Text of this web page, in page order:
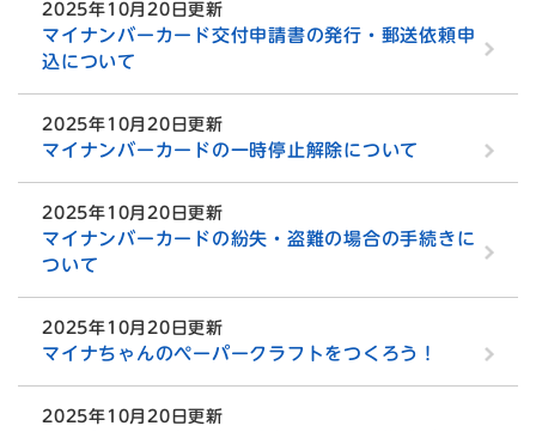
2025年10月20日更新
マイナンバーカード交付申請書の発行・郵送依頼申
込について
2025年10月20日更新
マイナンバーカードの一時停止解除について
2025年10月20日更新
マイナンバーカードの紛失・盗難の場合の手続きに
ついて
2025年10月20日更新
マイナちゃんのペーパークラフトをつくろう！
2025年10月20日更新